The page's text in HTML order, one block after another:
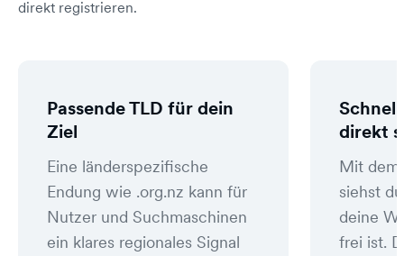
direkt registrieren.
Passende TLD für dein
Ziel
Eine länderspezifische
Endung wie .org.nz kann für
Nutzer und Suchmaschinen
ein klares regionales Signal
direkt
Mit dem
siehst
deine
frei ist.